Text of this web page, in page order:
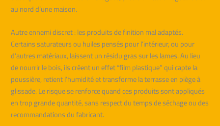
au nord d’une maison.
Autre ennemi discret : les produits de finition mal adaptés.
Certains saturateurs ou huiles pensés pour l’intérieur, ou pour
d’autres matériaux, laissent un résidu gras sur les lames. Au lieu
de nourrir le bois, ils créent un effet “film plastique” qui capte la
poussière, retient l’humidité et transforme la terrasse en piège à
glissade. Le risque se renforce quand ces produits sont appliqués
en trop grande quantité, sans respect du temps de séchage ou des
recommandations du fabricant.